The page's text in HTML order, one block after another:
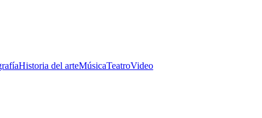
Historia del arteMúsicaTeatroVideo